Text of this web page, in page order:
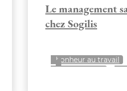
Le management
chez Sogilis
bonheur au travail